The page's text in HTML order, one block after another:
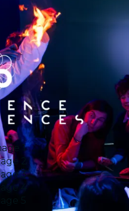
1
2
3
4
5